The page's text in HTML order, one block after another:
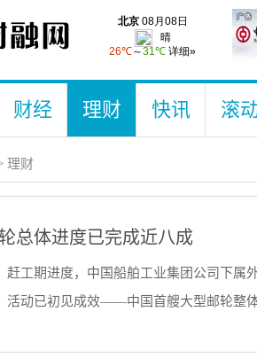
财经 理财 快讯 滚
理财
总体进度已完成近八成
赶工期进度，中国船舶工业集团公司下属
活动已初见成效——中国首艘大型邮轮整